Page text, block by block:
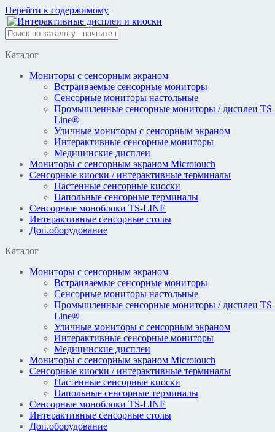
Перейти к содержимому
Каталог
Мониторы с сенсорным экраном
Встраиваемые сенсорные мониторы
Сенсорные мониторы настольные
Промышленные сенсорные мониторы / дисплеи TS-
Line®
Уличные мониторы с сенсорным экраном
Интерактивные сенсорные мониторы
Медицинские дисплеи
Мониторы с сенсорным экраном Microtouch
Сенсорные киоски / интерактивные терминалы
Настенные сенсорные киоски
Напольные сенсорные терминалы
Сенсорные моноблоки TS-LINE
Интерактивные сенсорные столы
Доп.оборудование
Каталог
Мониторы с сенсорным экраном
Встраиваемые сенсорные мониторы
Сенсорные мониторы настольные
Промышленные сенсорные мониторы / дисплеи TS-
Line®
Уличные мониторы с сенсорным экраном
Интерактивные сенсорные мониторы
Медицинские дисплеи
Мониторы с сенсорным экраном Microtouch
Сенсорные киоски / интерактивные терминалы
Настенные сенсорные киоски
Напольные сенсорные терминалы
Сенсорные моноблоки TS-LINE
Интерактивные сенсорные столы
Доп.оборудование